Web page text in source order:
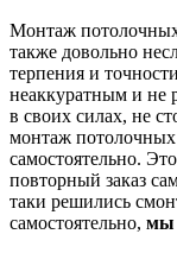
Монтаж потолочных
также довольно
терпения и
неаккуратным и не
в своих силах, не
монтаж потолочных
самостоятельно.
повторный заказ
таки решились
самостоятельно, мы